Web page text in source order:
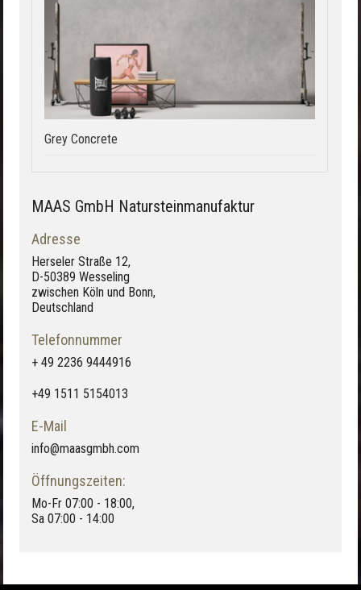
Grey Concrete
MAAS GmbH Natursteinmanufaktur
Adresse
Herseler Straße 12,
D-50389 Wesseling
zwischen Köln und Bonn,
Deutschland
Telefonnummer
+ 49 2236 9444916
+49 1511 5154013
E-Mail
info@maasgmbh.com
Öffnungszeiten:
Mo-Fr 07:00 - 18:00,
Sa 07:00 - 14:00